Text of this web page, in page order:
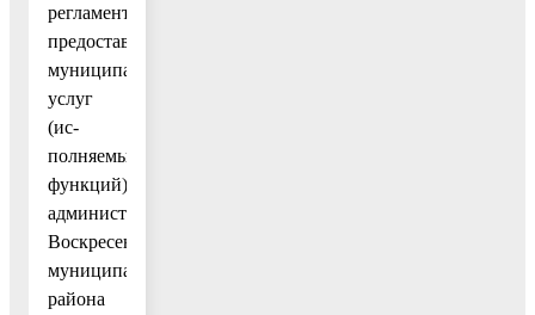
регламентов
предоставления
муниципальных
услуг
(ис-
полняемых
функций)
администрации
Воскресенского
муниципального
района